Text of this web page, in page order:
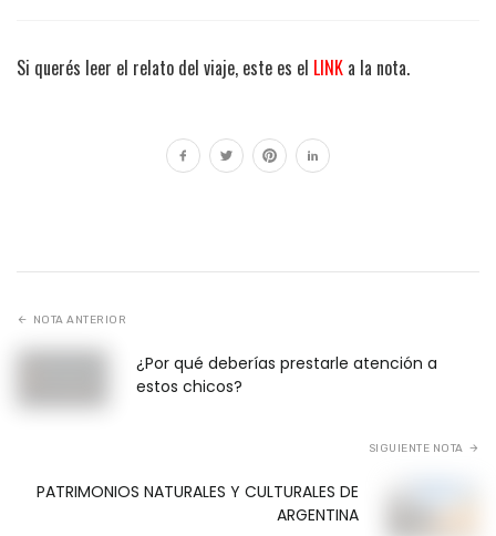
Si querés leer el relato del viaje, este es el LINK a la nota.
NOTA ANTERIOR
¿Por qué deberías prestarle atención a
estos chicos?
SIGUIENTE NOTA
PATRIMONIOS NATURALES Y CULTURALES DE
ARGENTINA